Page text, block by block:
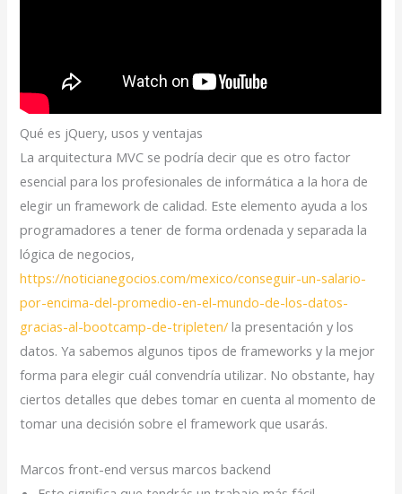
Qué es jQuery, usos y ventajas
La arquitectura MVC se podría decir que es otro factor
esencial para los profesionales de informática a la hora de
elegir un framework de calidad. Este elemento ayuda a los
programadores a tener de forma ordenada y separada la
lógica de negocios,
https://noticianegocios.com/mexico/conseguir-un-salario-
por-encima-del-promedio-en-el-mundo-de-los-datos-
gracias-al-bootcamp-de-tripleten/ la presentación y los
datos. Ya sabemos algunos tipos de frameworks y la mejor
forma para elegir cuál convendría utilizar. No obstante, hay
ciertos detalles que debes tomar en cuenta al momento de
tomar una decisión sobre el framework que usarás.
Marcos front-end versus marcos backend